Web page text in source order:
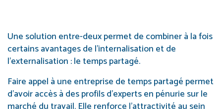
Une solution entre-deux permet de combiner à la fois
certains avantages de l’internalisation et de
l’externalisation : le temps partagé.
Faire appel à une entreprise de temps partagé permet
d’avoir accès à des profils d’experts en pénurie sur le